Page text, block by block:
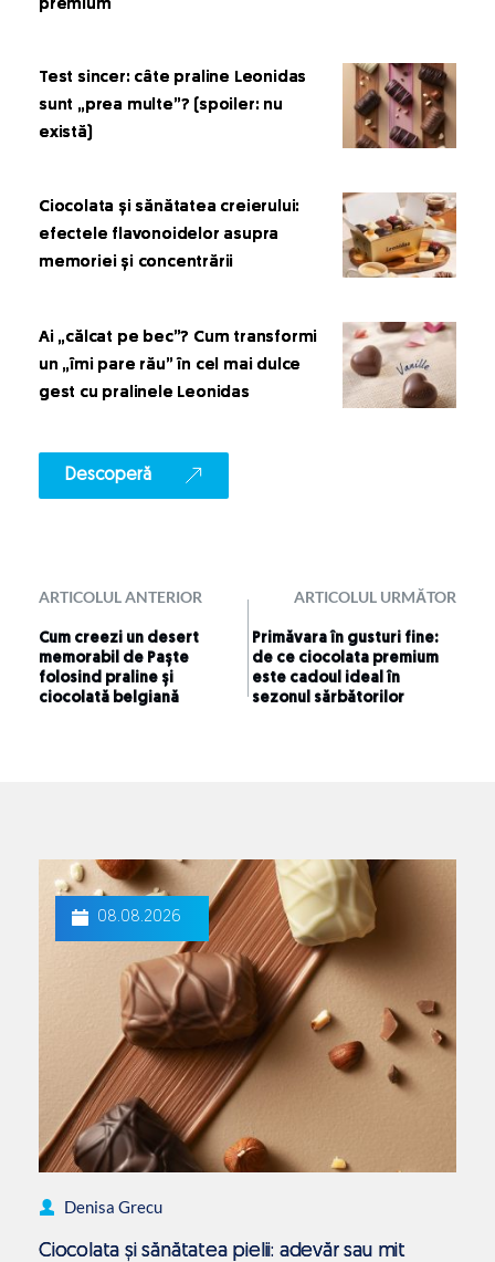
premium
Test sincer: câte praline Leonidas
sunt „prea multe”? (spoiler: nu
există)
Ciocolata și sănătatea creierului:
efectele flavonoidelor asupra
memoriei și concentrării
Ai „călcat pe bec”? Cum transformi
un „îmi pare rău” în cel mai dulce
gest cu pralinele Leonidas
Descoperă
ARTICOLUL ANTERIOR ARTICOLUL URMĂTOR
Cum creezi un desert
memorabil de Paște
folosind praline și
ciocolată belgiană
Primăvara în gusturi fine:
de ce ciocolata premium
este cadoul ideal în
sezonul sărbătorilor
08.08.2026
Denisa Grecu
Ciocolata și sănătatea pielii: adevăr sau mit